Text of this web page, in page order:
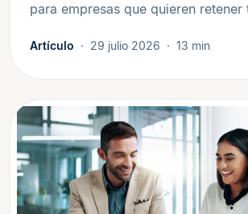
para empresas que quieren retener
Artículo 29 julio 2026 13 min